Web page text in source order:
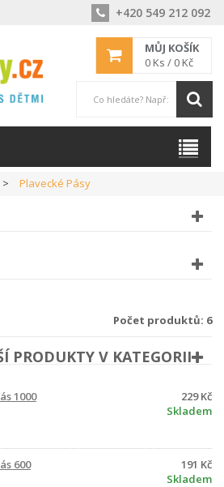
+420 549 212 092
MŮJ KOŠÍK
0 Ks / 0 Kč
Plavecké Pásy
Počet produktů: 6
PRODUKTY V KATEGORII
1000
229 Kč
Skladem
600
191 Kč
Skladem